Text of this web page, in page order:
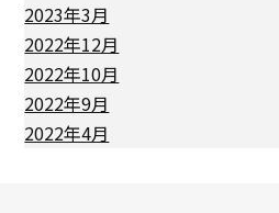
2023年3月
2022年12月
2022年10月
2022年9月
2022年4月